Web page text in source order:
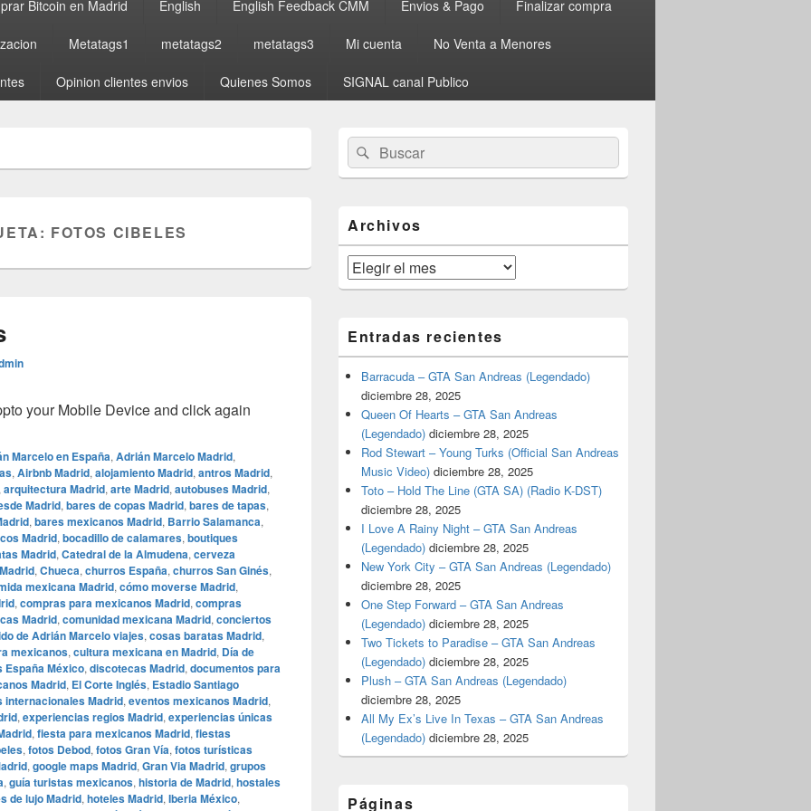
Bitcoin en Madrid English English Feedback CMM Envios & Pago Finalizar compra
Metatags1 metatags2 metatags3 Mi cuenta No Venta a Menores
Opinion clientes envios Quienes Somos SIGNAL canal Publico
FOTOS CIBELES
your Mobile Device and click again
Marcelo en España, Adrián Marcelo Madrid,
, Airbnb Madrid, alojamiento Madrid, antros Madrid,
arquitectura Madrid, arte Madrid, autobuses Madrid,
Madrid, bares de copas Madrid, bares de tapas,
, bares mexicanos Madrid, Barrio Salamanca,
Madrid, bocadillo de calamares, boutiques
Madrid, Catedral de la Almudena, cerveza
, Chueca, churros España, churros San Ginés,
mexicana Madrid, cómo moverse Madrid,
, compras para mexicanos Madrid, compras
Madrid, comunidad mexicana Madrid, conciertos
de Adrián Marcelo viajes, cosas baratas Madrid,
mexicanos, cultura mexicana en Madrid, Día de
México, discotecas Madrid, documentos para
Madrid, El Corte Inglés, Estadio Santiago
internacionales Madrid, eventos mexicanos Madrid,
, experiencias regios Madrid, experiencias únicas
, fiesta para mexicanos Madrid, fiestas
, fotos Debod, fotos Gran Vía, fotos turísticas
, google maps Madrid, ​​Gran Via Madrid, grupos
, guía turistas mexicanos, historia de Madrid, hostales
de lujo Madrid, hoteles Madrid, Iberia México,
área
de
widget
lateral
primaria
Buscar
por:
Buscar
Archivos
Archivos
Entradas recientes
Barracuda – GTA San Andreas (Legendado)
diciembre 28, 2025
Queen Of Hearts – GTA San Andreas
(Legendado) diciembre 28, 2025
Rod Stewart – Young Turks (Official San Andreas
Music Video) diciembre 28, 2025
Toto – Hold The Line (GTA SA) (Radio K-DST)
diciembre 28, 2025
I Love A Rainy Night – GTA San Andreas
(Legendado) diciembre 28, 2025
New York City – GTA San Andreas (Legendado)
diciembre 28, 2025
One Step Forward – GTA San Andreas
(Legendado) diciembre 28, 2025
Two Tickets to Paradise – GTA San Andreas
(Legendado) diciembre 28, 2025
Plush – GTA San Andreas (Legendado)
diciembre 28, 2025
All My Ex’s Live In Texas – GTA San Andreas
(Legendado) diciembre 28, 2025
Páginas